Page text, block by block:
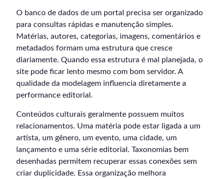
O banco de dados de um portal precisa ser organizado
para consultas rápidas e manutenção simples.
Matérias, autores, categorias, imagens, comentários e
metadados formam uma estrutura que cresce
diariamente. Quando essa estrutura é mal planejada, o
site pode ficar lento mesmo com bom servidor. A
qualidade da modelagem influencia diretamente a
performance editorial.
Conteúdos culturais geralmente possuem muitos
relacionamentos. Uma matéria pode estar ligada a um
artista, um gênero, um evento, uma cidade, um
lançamento e uma série editorial. Taxonomias bem
desenhadas permitem recuperar essas conexões sem
criar duplicidade. Essa organização melhora